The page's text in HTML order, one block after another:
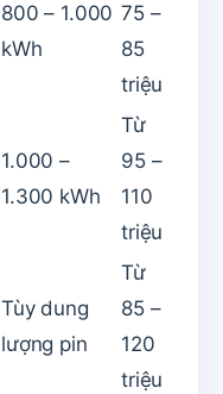
800 – 1.000
kWh
75 –
85
triệu
1.000 –
1.300 kWh
Từ
95 –
110
triệu
Tùy dung
lượng pin
Từ
85 –
120
triệu